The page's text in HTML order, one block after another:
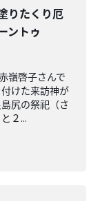
りたくり厄
ントゥ
嶺啓子さんで
けた来訪神が
尻の祭祀（さ
２...